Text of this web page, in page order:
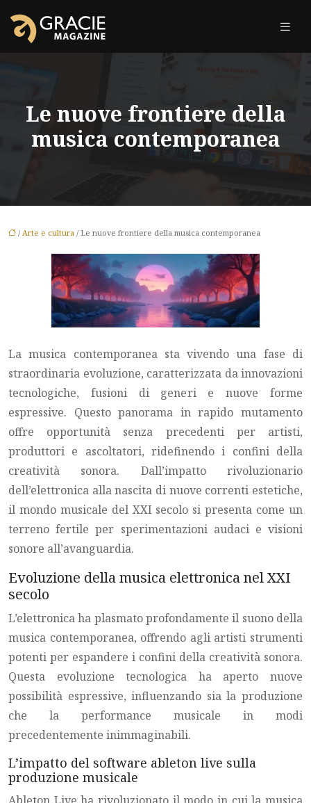
Le nuove frontiere della
musica contemporanea
/ Arte e cultura / Le nuove frontiere della musica contemporanea
La musica contemporanea sta vivendo una fase di
straordinaria evoluzione, caratterizzata da innovazioni
tecnologiche, fusioni di generi e nuove forme
espressive. Questo panorama in rapido mutamento
offre opportunità senza precedenti per artisti,
produttori e ascoltatori, ridefinendo i confini della
creatività sonora. Dall’impatto rivoluzionario
dell’elettronica alla nascita di nuove correnti estetiche,
il mondo musicale del XXI secolo si presenta come un
terreno fertile per sperimentazioni audaci e visioni
sonore all’avanguardia.
Evoluzione della musica elettronica nel XXI
secolo
L’elettronica ha plasmato profondamente il suono della
musica contemporanea, offrendo agli artisti strumenti
potenti per espandere i confini della creatività sonora.
Questa evoluzione tecnologica ha aperto nuove
possibilità espressive, influenzando sia la produzione
che la performance musicale in modi
precedentemente inimmaginabili.
L’impatto del software ableton live sulla
produzione musicale